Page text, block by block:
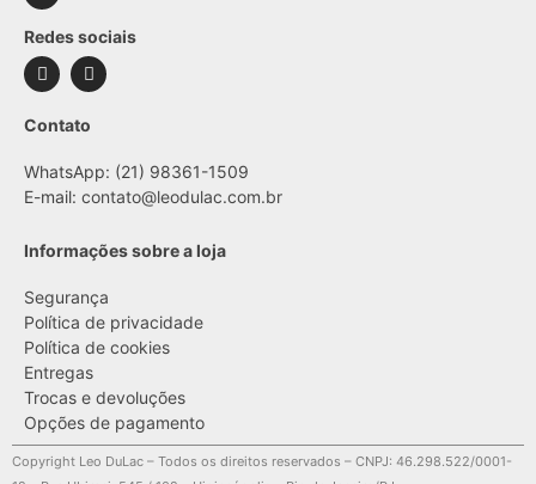
Redes sociais
Contato
WhatsApp: (21) 98361-1509
E-mail: contato@leodulac.com.br
Informações sobre a loja
Segurança
Política de privacidade
Política de cookies
Entregas
Trocas e devoluções
Opções de pagamento
Copyright Leo DuLac – Todos os direitos reservados – CNPJ: 46.298.522/0001-